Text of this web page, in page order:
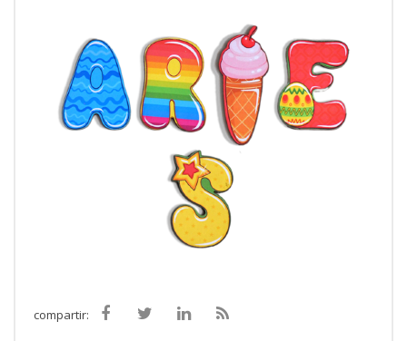
compartir: